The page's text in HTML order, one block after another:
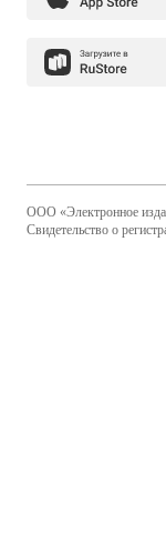
ООО «Электронное
Свидетельство о